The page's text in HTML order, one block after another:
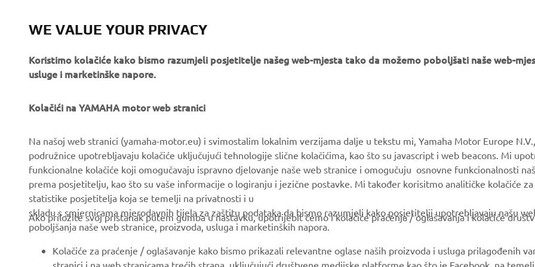
About us
Events
Press
Working at Yamaha
eBike systems
Authorities & Police
Golfcourses
First responders
Robotics
MyYamaha
Yamaha Motor Global
Parts Catalogue
Management of Waste
WE VALUE YOUR PRIVACY
Koristimo kolačiće kako bismo razumjeli posjetitelje našeg web-mjesta tako da možemo poboljšati naše web-
usluge i marketinške napore.
Kolačići na YAMAHA motor web stranici
Na našoj web stranici (yamaha-motor.eu) i svimostalim lokalnim verzijama dalje u tekstu mi, Yamaha Motor Europe
podružnice upotrebljavaju kolačiće uključujući tehnologije slične kolačićima, kao što su javascript i web beacons. Mi
funkcionalne kolačiće koji omogučavaju ispravno djelovanje naše web stranice i omogučuju osnovne funkcionalnosti
prema posjetitelju, kao što su vaše informacije o logiranju i jezične postavke. Mi također korisitmo analitičke kolačiće
statistike posjetitelja koja se temelji na privatnosti i u
skladu s smjernicama mjerodavnih tijela za zaštitu podataka da bismo razumjeli kako posjetitelji upotrebljavaju našu
poboljšanja naše web stranice, proizvoda, usluga i marketinških napora.
Ako priložite svoj pristanak putem gumba u nastavku, upotrijebit ćemo i kolačiće praćenja / oglašavanja i kolačiće
Kolačiće za praćenje / oglašavanje kako bismo prikazali relevantne oglase naših proizvoda i usluga prilagođenih
stranici i na web stranicama trećih strana, uključujući društvene medijske platforme kao što je Facebook, na